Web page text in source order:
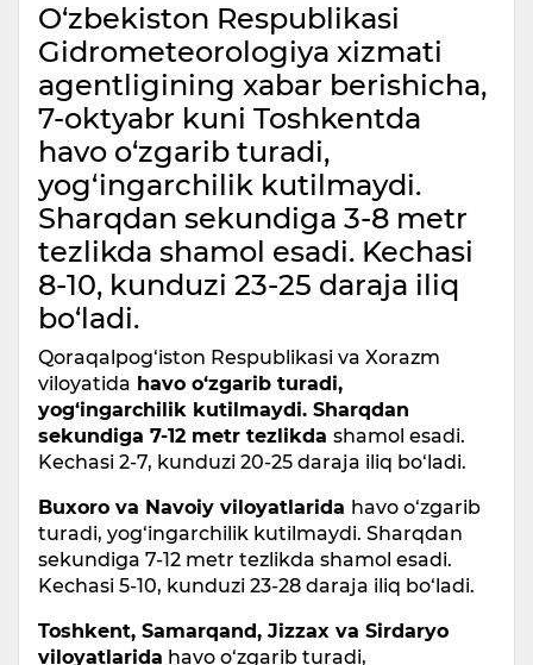
O‘zbekiston Respublikasi
Gidrometeorologiya xizmati
agentligining xabar berishicha,
7-oktyabr kuni Toshkentda
havo o‘zgarib turadi,
yog‘ingarchilik kutilmaydi.
Sharqdan sekundiga 3-8 metr
tezlikda shamol esadi. Kechasi
8-10, kunduzi 23-25 daraja iliq
bo‘ladi.
Qoraqalpog‘iston Respublikasi va Xorazm
viloyatida havo o‘zgarib turadi,
yog‘ingarchilik kutilmaydi. Sharqdan
sekundiga 7-12 metr tezlikda shamol esadi.
Kechasi 2-7, kunduzi 20-25 daraja iliq bo‘ladi.
Buxoro va Navoiy viloyatlarida havo o‘zgarib
turadi, yog‘ingarchilik kutilmaydi. Sharqdan
sekundiga 7-12 metr tezlikda shamol esadi.
Kechasi 5-10, kunduzi 23-28 daraja iliq bo‘ladi.
Toshkent, Samarqand, Jizzax va Sirdaryo
viloyatlarida havo o‘zgarib turadi,